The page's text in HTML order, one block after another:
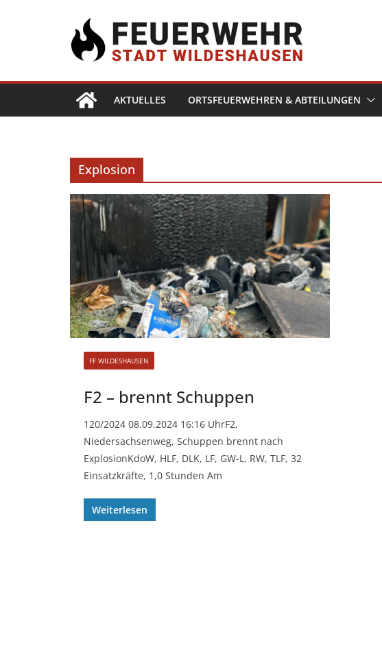
AKTUELLES ORTSFEUERWEHREN & ABTEILUNGEN
Explosion
FF WILDESHAUSEN
F2 – brennt Schuppen
120/2024 08.09.2024 16:16 UhrF2,
Niedersachsenweg, Schuppen brennt nach
ExplosionKdoW, HLF, DLK, LF, GW-L, RW, TLF, 32
Einsatzkräfte, 1,0 Stunden Am
Weiterlesen